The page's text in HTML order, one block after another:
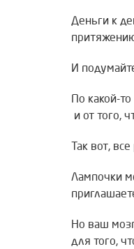
Деньги к
И
По какой-
и от того,
Так вот,
Лампочки
Но ваш
для того,